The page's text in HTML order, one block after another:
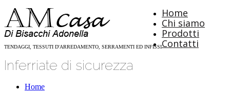
TENDAGGI, TESSUTI D'ARREDAMENTO, SERRAMENTI ED INFISSI
Home
Chi siamo
Prodotti
Contatti
Inferriate di sicurezza
Home